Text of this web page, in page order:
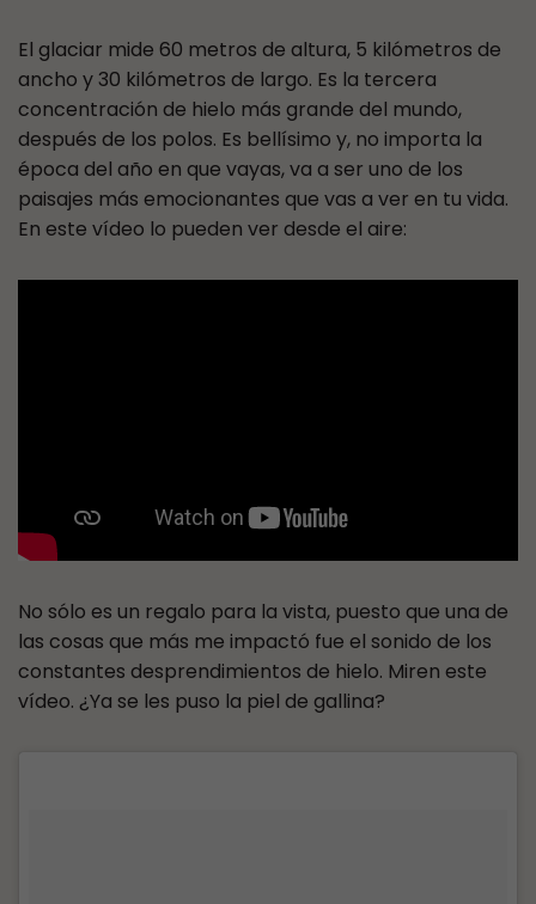
El glaciar mide 60 metros de altura, 5 kilómetros de
ancho y 30 kilómetros de largo. Es la tercera
concentración de hielo más grande del mundo,
después de los polos. Es bellísimo y, no importa la
época del año en que vayas, va a ser uno de los
paisajes más emocionantes que vas a ver en tu vida.
En este vídeo lo pueden ver desde el aire:
No sólo es un regalo para la vista, puesto que una de
las cosas que más me impactó fue el sonido de los
constantes desprendimientos de hielo. Miren este
vídeo. ¿Ya se les puso la piel de gallina?